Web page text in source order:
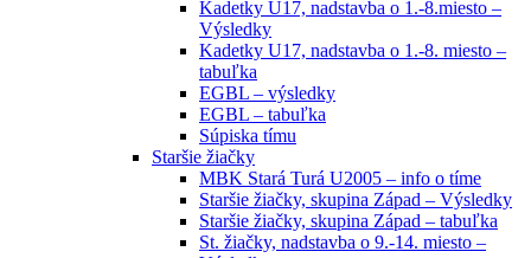
Kadetky U17, nadstavba o 1.-8.miesto –
Výsledky
Kadetky U17, nadstavba o 1.-8. miesto –
tabuľka
EGBL – výsledky
EGBL – tabuľka
Súpiska tímu
Staršie žiačky
MBK Stará Turá U2005 – info o tíme
Staršie žiačky, skupina Západ – Výsledky
Staršie žiačky, skupina Západ – tabuľka
St. žiačky, nadstavba o 9.-14. miesto –